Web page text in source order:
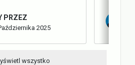
PRZEZ
2025
wszystko